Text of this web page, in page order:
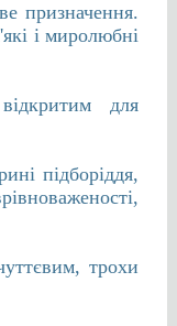
призначення.
і миролюбні
для
підборіддя,
трохи